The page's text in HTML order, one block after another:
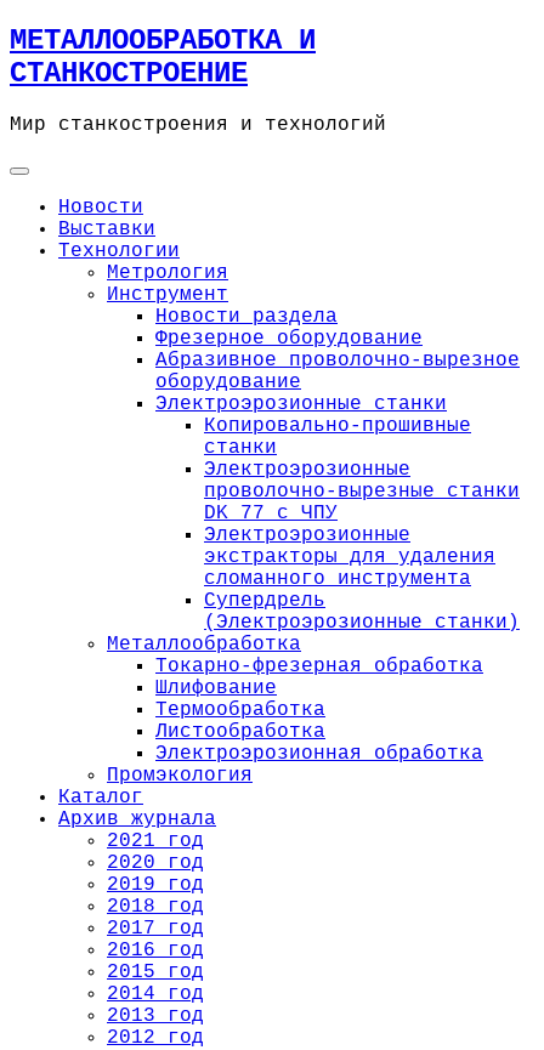
Skip
to
content
МЕТАЛЛООБРАБОТКА И
СТАНКОСТРОЕНИЕ
Мир станкостроения и технологий
Новости
Выставки
Технологии
Метрология
Инструмент
Новости раздела
Фрезерное оборудование
Абразивное проволочно-вырезное
оборудование
Электроэрозионные станки
Копировально-прошивные
станки
Электроэрозионные
проволочно-вырезные станки
DK 77 с ЧПУ
Электроэрозионные
экстракторы для удаления
сломанного инструмента
Супердрель
(Электроэрозионные станки)
Металлообработка
Токарно-фрезерная обработка
Шлифование
Термообработка
Листообработка
Электроэрозионная обработка
Промэкология
Каталог
Архив журнала
2021 год
2020 год
2019 год
2018 год
2017 год
2016 год
2015 год
2014 год
2013 год
2012 год